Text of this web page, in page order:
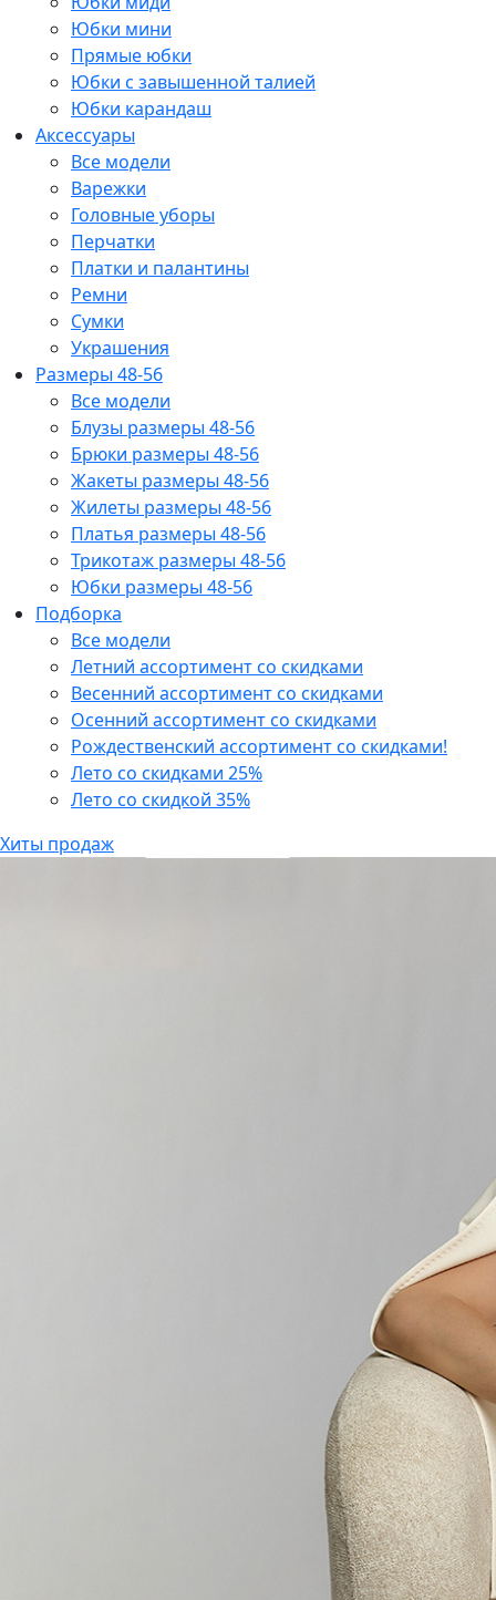
Юбки мини
Прямые юбки
Юбки с завышенной талией
Юбки карандаш
Аксессуары
Все модели
Варежки
Головные уборы
Перчатки
Платки и палантины
Ремни
Сумки
Украшения
Размеры 48-56
Все модели
Блузы размеры 48-56
Брюки размеры 48-56
Жакеты размеры 48-56
Жилеты размеры 48-56
Платья размеры 48-56
Трикотаж размеры 48-56
Юбки размеры 48-56
Подборка
Все модели
Летний ассортимент со скидками
Весенний ассортимент со скидками
Осенний ассортимент со скидками
Рождественский ассортимент со скидками!
Лето со скидками 25%
Лето со скидкой 35%
Хиты продаж